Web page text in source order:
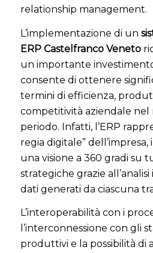
relationship management.
L’implementazione di un
ERP Castelfranco Veneto
un importante
consente di ottenere
termini di efficienza,
competitività aziendale
periodo. Infatti, l’ERP
regia digitale”
una visione a 360 gradi su
strategiche grazie
dati generati da ciascuna
L’interoperabilità con i
l’interconnessione con gli
produttivi e la possibilità di